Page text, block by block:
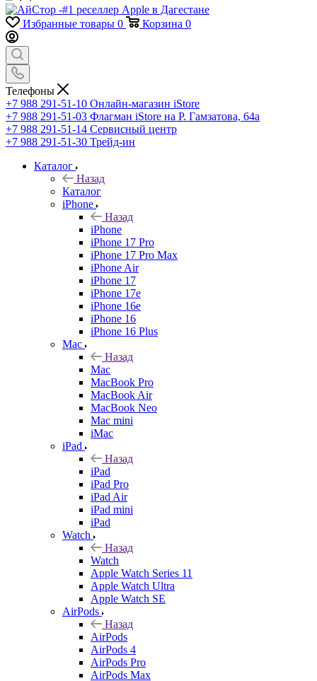
Избранные товары 0 Корзина 0
Телефоны
+7 988 291-51-10 Онлайн-магазин iStore
+7 988 291-51-03 Флагман iStore на Р. Гамзатова, 64а
+7 988 291-51-14 Сервисный центр
+7 988 291-51-30 Трейд-ин
Каталог
Назад
Каталог
iPhone
Назад
iPhone
iPhone 17 Pro
iPhone 17 Pro Max
iPhone Air
iPhone 17
iPhone 17e
iPhone 16e
iPhone 16
iPhone 16 Plus
Mac
Назад
Mac
MacBook Pro
MacBook Air
MacBook Neo
Mac mini
iMac
iPad
Назад
iPad
iPad Pro
iPad Air
iPad mini
iPad
Watch
Назад
Watch
Apple Watch Series 11
Apple Watch Ultra
Apple Watch SE
AirPods
Назад
AirPods
AirPods 4
AirPods Pro
AirPods Max